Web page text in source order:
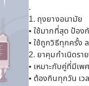
.
1. ถุงยางอนามัย
• ใช้มากที่สุด ป้อ
• ใช้ถูกวิธีทุกครั้ง
2. ยาคุมกำเนิดรา
• เหมาะกับคู่ที่มีเ
• ต้องกินทุกวัน เว